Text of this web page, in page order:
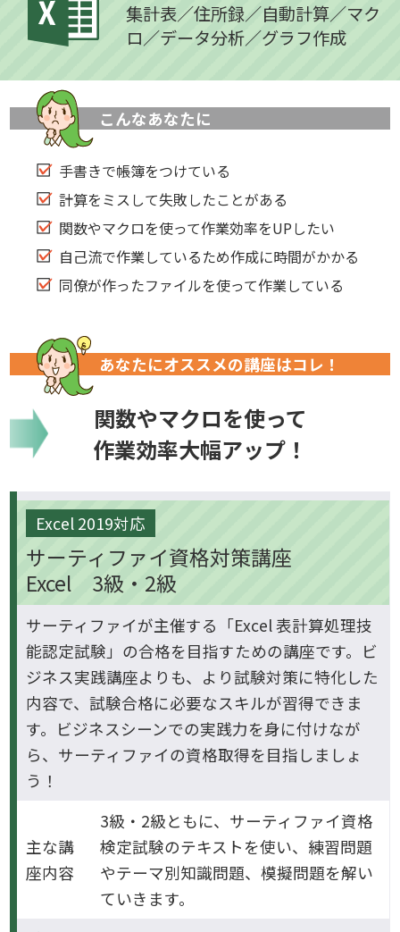
集計表／住所録／自動計算／マク
ロ／データ分析／グラフ作成
こんなあなたに
手書きで帳簿をつけている
計算をミスして失敗したことがある
関数やマクロを使って作業効率をUPしたい
自己流で作業しているため作成に時間がかかる
同僚が作ったファイルを使って作業している
あなたにオススメの講座はコレ！
関数やマクロを使って
作業効率大幅アップ！
Excel 2019対応
サーティファイ資格対策講座
Excel 3級・2級
サーティファイが主催する「Excel 表計算処理技
能認定試験」の合格を目指すための講座です。ビ
ジネス実践講座よりも、より試験対策に特化した
内容で、試験合格に必要なスキルが習得できま
す。ビジネスシーンでの実践力を身に付けなが
ら、サーティファイの資格取得を目指しましょ
う！
主な講
座内容
3級・2級ともに、サーティファイ資格
検定試験のテキストを使い、練習問題
やテーマ別知識問題、模擬問題を解い
ていきます。